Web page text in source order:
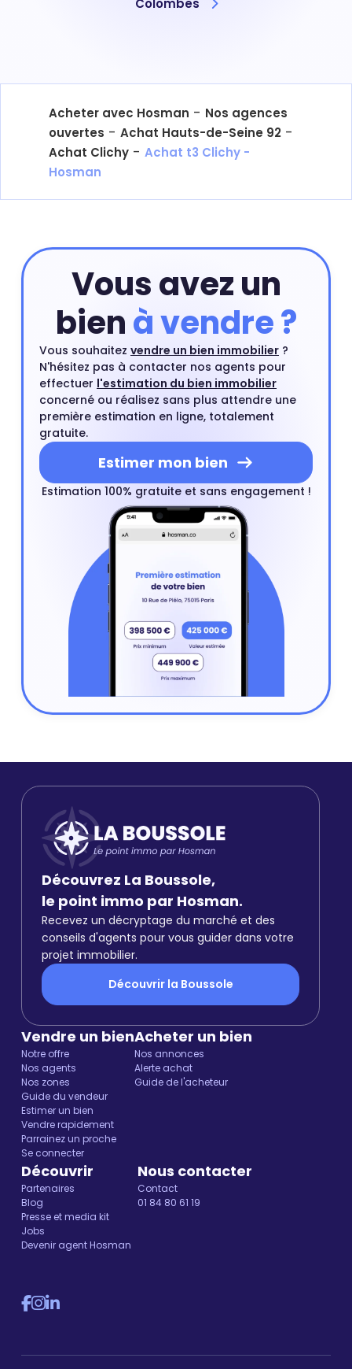
Acheter avec Hosman - Nos agences
ouvertes - Achat Hauts-de-Seine 92 -
Achat Clichy - Achat t3 Clichy -
Hosman
Vous avez un
bienà vendre ?
Vous souhaitez vendre un bien immobilier ?
N'hésitez pas à contacter nos agents pour
effectuer l'estimation du bien immobilier
concerné ou réalisez sans plus attendre une
première estimation en ligne, totalement
gratuite.
Estimer mon bien
Estimation 100% gratuite et sans engagement !
Découvrez La Boussole,
le point immo par Hosman.
Recevez un décryptage du marché et des
conseils d'agents pour vous guider dans votre
projet immobilier.
Découvrir la Boussole
Vendre un bien
Notre offre
Nos agents
Nos zones
Guide du vendeur
Estimer un bien
Vendre rapidement
Parrainez un proche
Se connecter
Acheter un bien
Nos annonces
Alerte achat
Guide de l'acheteur
Découvrir
Partenaires
Blog
Presse et media kit
Jobs
Devenir agent Hosman
Nous contacter
Contact
01 84 80 61 19